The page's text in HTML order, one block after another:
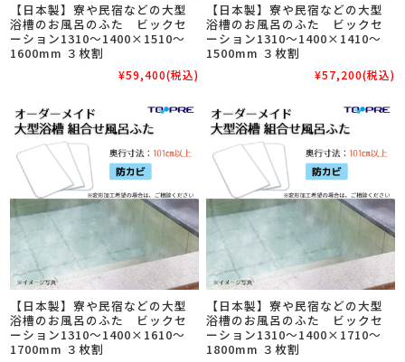
【日本製】寮や民宿などの大型
浴槽のお風呂のふた ビックセ
ーション1310～1400×1510～
1600mm ３枚割
¥59,400(税込)
【日本製】寮や民宿などの大型
浴槽のお風呂のふた ビックセ
ーション1310～1400×1410～
1500mm ３枚割
¥57,200(税込)
【日本製】寮や民宿などの大型
浴槽のお風呂のふた ビックセ
ーション1310～1400×1610～
1700mm ３枚割
【日本製】寮や民宿などの大型
浴槽のお風呂のふた ビックセ
ーション1310～1400×1710～
1800mm ３枚割